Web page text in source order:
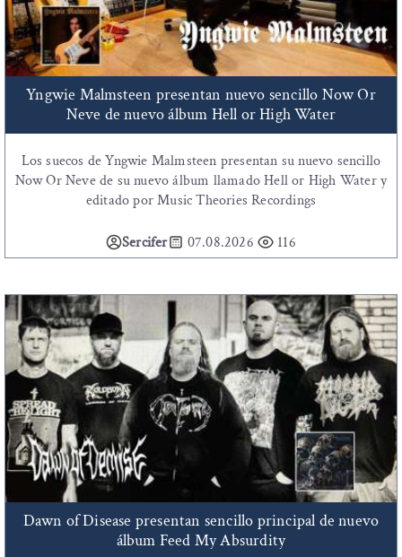
Yngwie Malmsteen presentan nuevo sencillo Now Or
Neve de nuevo álbum Hell or High Water
Los suecos de Yngwie Malmsteen presentan su nuevo sencillo
Now Or Neve de su nuevo álbum llamado Hell or High Water y
editado por Music Theories Recordings
Sercifer 07.08.2026 116
Dawn of Disease presentan sencillo principal de nuevo
álbum Feed My Absurdity